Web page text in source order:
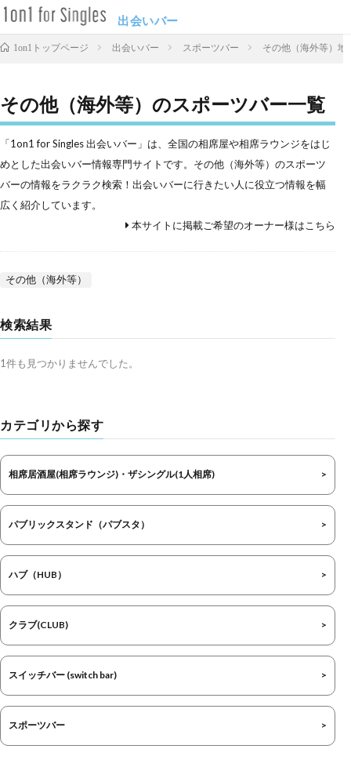
出会いバー
1on1トップページ 出会いバー スポーツバー その他（海外等）
その他（海外等）のスポーツバー一覧
「1on1 for Singles 出会いバー」は、全国の相席屋や相席ラウンジをはじ
めとした出会いバー情報専門サイトです。その他（海外等）のスポーツ
バーの情報をラクラク検索！出会いバーに行きたい人に役立つ情報を幅
広く紹介しています。
本サイトに掲載ご希望のオーナー様はこちら
その他（海外等）
検索結果
1件も見つかりませんでした。
カテゴリから探す
相席居酒屋(相席ラウンジ)・ザシングル(1人相席)
パブリックスタンド（パブスタ）
ハブ（HUB）
クラブ(CLUB)
スイッチバー (switch bar)
スポーツバー